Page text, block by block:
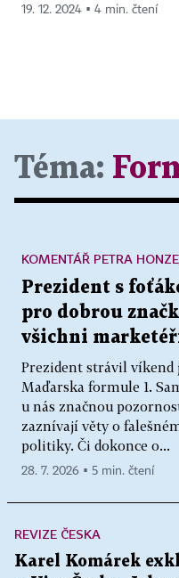
19. 12. 2024 ▪ 4 min. čtení
Téma:
Prezident s
pro dobrou
všichni
Prezident strávil víkend
Maďarska formule 1.
u nás značnou
zaznívají věty o
politiky. Či dokonce o...
KOMENTÁŘ PETRA
28. 7. 2026 ▪ 5 min. čtení
REVIZE ČESKA
Karel Komárek